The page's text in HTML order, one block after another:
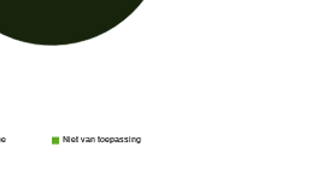
Niet van toepassing